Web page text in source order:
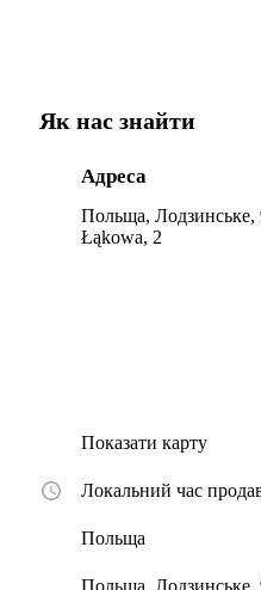
Як нас знайти
Адреса
Польща, Лодзинське,
Łąkowa, 2
Показати карту
Локальний час
Польща